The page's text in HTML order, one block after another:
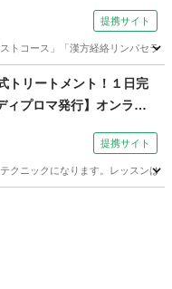
提携サイト
トコース」「漢方経絡リンパセラ
トリートメント！１日完
ィプロマ発行】オンライ
提携サイト
クニックになります。レッスン